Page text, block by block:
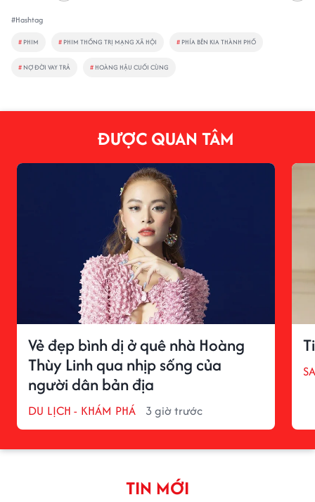
#Hashtag
# PHIM # PHIM THỐNG TRỊ MẠNG XÃ HỘI # PHÍA BÊN KIA THÀNH PHỐ
# NỢ ĐỜI VAY TRẢ # HOÀNG HẬU CUỐI CÙNG
ĐƯỢC QUAN TÂM
Vẻ đẹp bình dị ở quê nhà Hoàng
Thùy Linh qua nhịp sống của
người dân bản địa
DU LỊCH - KHÁM PHÁ 3 giờ trước
TIN MỚI